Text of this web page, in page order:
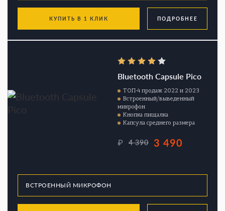
КУПИТЬ В 1 КЛИК ПОДРОБНЕЕ
Bluetooth Capsule Pico
ТОП-4 продаж 2022 и 2023
Встроенный/выведенный
микрофон
Кнопка пищалка
Капсула среднего размера
₽ 4 390 3 490